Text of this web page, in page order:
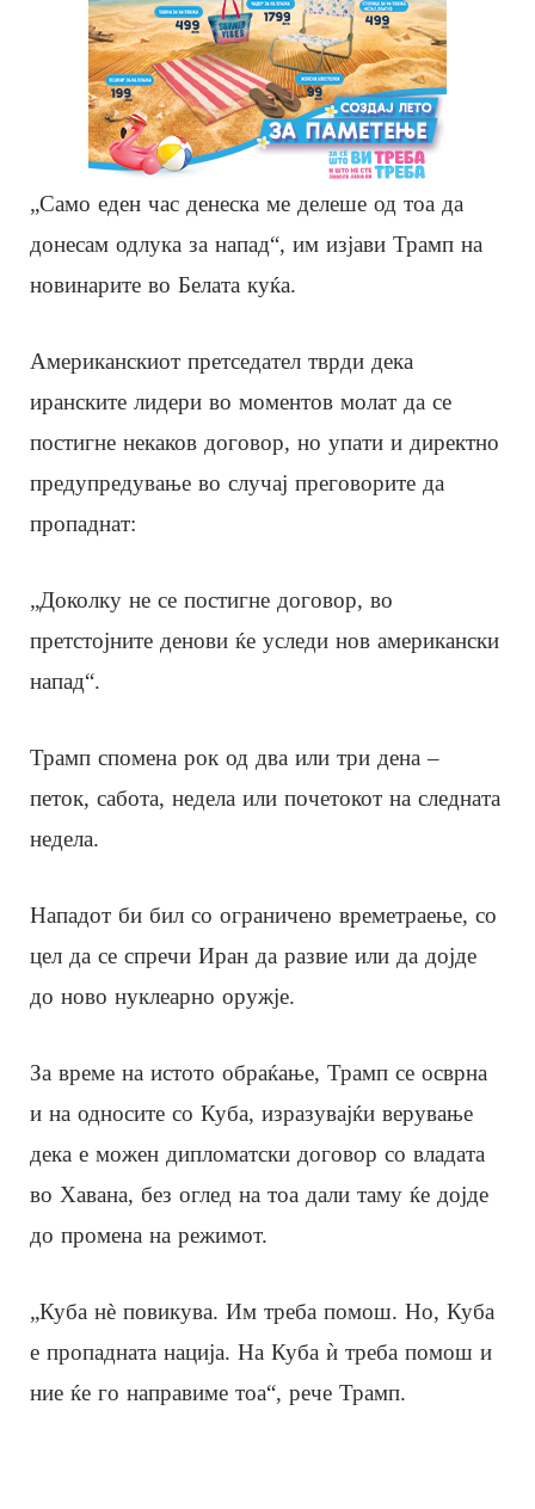
„Само еден час денеска ме делеше од тоа да
донесам одлука за напад“, им изјави Трамп на
новинарите во Белата куќа.
Американскиот претседател тврди дека
иранските лидери во моментов молат да се
постигне некаков договор, но упати и директно
предупредување во случај преговорите да
пропаднат:
„Доколку не се постигне договор, во
претстојните денови ќе уследи нов американски
напад“.
Трамп спомена рок од два или три дена –
петок, сабота, недела или почетокот на следната
недела.
Нападот би бил со ограничено времетраење, со
цел да се спречи Иран да развие или да дојде
до ново нуклеарно оружје.
За време на истото обраќање, Трамп се осврна
и на односите со Куба, изразувајќи верување
дека е можен дипломатски договор со владата
во Хавана, без оглед на тоа дали таму ќе дојде
до промена на режимот.
„Куба нè повикува. Им треба помош. Но, Куба
е пропадната нација. На Куба ѝ треба помош и
ние ќе го направиме тоа“, рече Трамп.